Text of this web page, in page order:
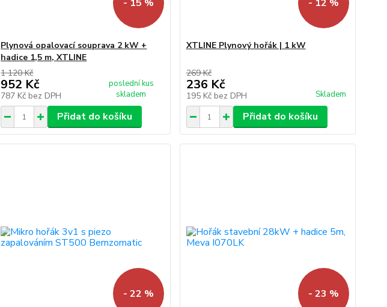
- 15 %
Plynová opalovací souprava 2 kW +
hadice 1,5 m, XTLINE
1 120 Kč
952 Kč
787 Kč bez DPH
poslední kus
skladem
Přidat do košíku
- 12 %
XTLINE Plynový hořák | 1 kW
269 Kč
236 Kč
195 Kč bez DPH Skladem
Přidat do košíku
- 22 % - 23 %